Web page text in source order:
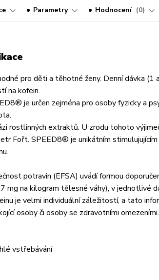
Parametry Hodnocení 0
pro děti a těhotné ženy. Denní dávka
na kofein.
je určen zejména pro osoby fyzicky a
rostlinných extraktů. U zrodu tohoto
Fořt. SPEED8® je unikátním
potravin (EFSA) uvádí formou
mg na kilogram tělesné váhy), v jednotlivé
je velmi individuální záležitostí, a tato
osoby či osoby se zdravotními omezeními.
vstřebávání